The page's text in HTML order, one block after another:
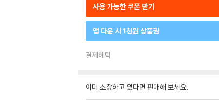
사용 가능한 쿠폰 받기
앱 다운 시 1천원 상품권
결제혜택
이미 소장하고 있다면 판매해 보세요.